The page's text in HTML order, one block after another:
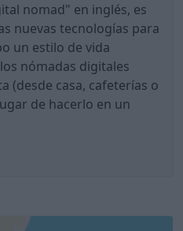
nomad" en inglés, es
nuevas tecnologías para
un estilo de vida
nómadas digitales
(desde casa, cafeterías o
de hacerlo en un